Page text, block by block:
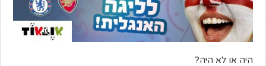
היה או לא היה?